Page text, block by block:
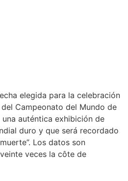
elegida para la celebración
Campeonato del Mundo de
auténtica exhibición de
duro y que será recordado
Los datos son
veces la côte de